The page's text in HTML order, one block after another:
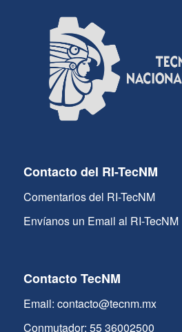
Contacto del RI-TecNM
Comentarios del RI-TecNM
Envíanos un Email al RI-TecNM
Contacto TecNM
Email: contacto@tecnm.mx
Conmutador: 55 36002500